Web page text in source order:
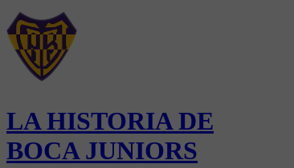
LA HISTORIA DE
BOCA JUNIORS